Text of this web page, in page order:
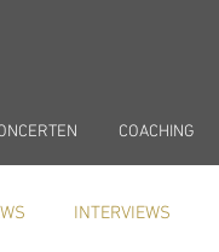
COACHING
INTERVIEWS